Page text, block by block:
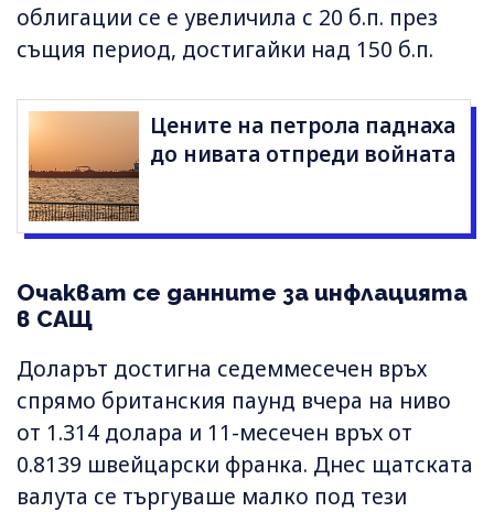
облигации се е увеличила с 20 б.п. през
същия период, достигайки над 150 б.п.
Цените на петрола паднаха
до нивата отпреди войната
Очакват се данните за инфлацията
в САЩ
Доларът достигна седеммесечен връх
спрямо британския паунд вчера на ниво
от 1.314 долара и 11-месечен връх от
0.8139 швейцарски франка. Днес щатската
валута се търгуваше малко под тези